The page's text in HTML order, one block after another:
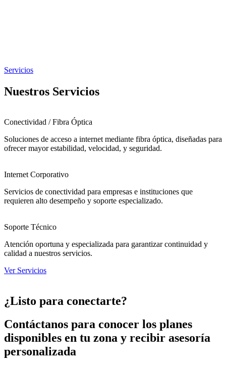
Servicios
Nuestros Servicios
Conectividad / Fibra Óptica
Soluciones de acceso a internet mediante fibra óptica, diseñadas para
ofrecer mayor estabilidad, velocidad, y seguridad.
Internet Corporativo
Servicios de conectividad para empresas e instituciones que
requieren alto desempeño y soporte especializado.
Soporte Técnico
Atención oportuna y especializada para garantizar continuidad y
calidad a nuestros servicios.
Ver Servicios
¿Listo para conectarte?
Contáctanos para conocer los planes
disponibles en tu zona y recibir asesoría
personalizada